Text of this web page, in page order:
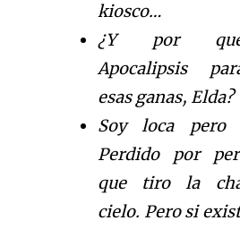
kiosco…
¿Y por qu
Apocalipsis
esasganas, Elda?
Soy loca pero
Perdido por
quetiro la
cielo. Pero si exis